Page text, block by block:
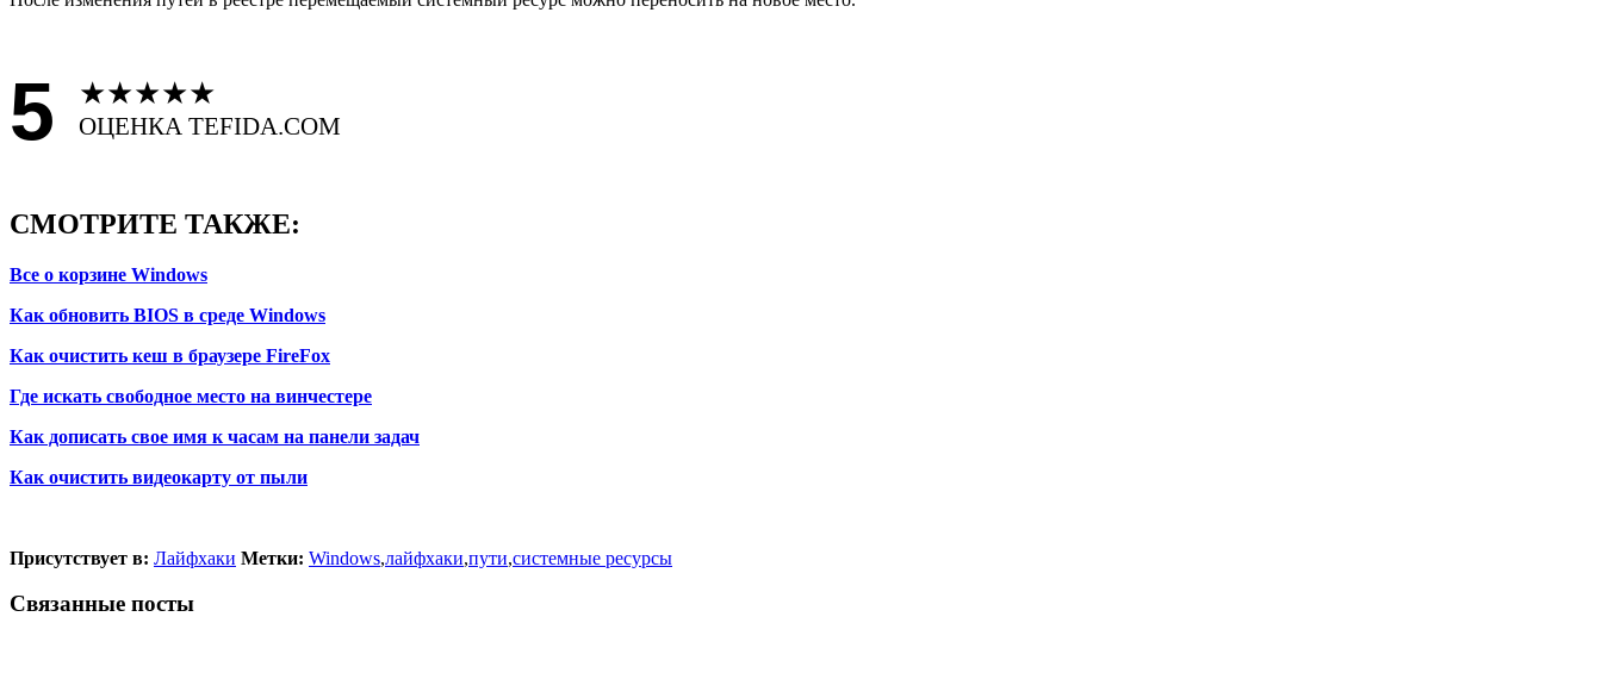
5 ★★★★★
ОЦЕНКА TEFIDA.COM
СМОТРИТЕ ТАКЖЕ:
Все о корзине Windows
Как обновить BIOS в среде Windows
Как очистить кеш в браузере FireFox
Где искать свободное место на винчестере
Как дописать свое имя к часам на панели задач
Как очистить видеокарту от пыли
Присутствует в: Лайфхаки Метки: Windows,лайфхаки,пути,системные ресурсы
Связанные посты